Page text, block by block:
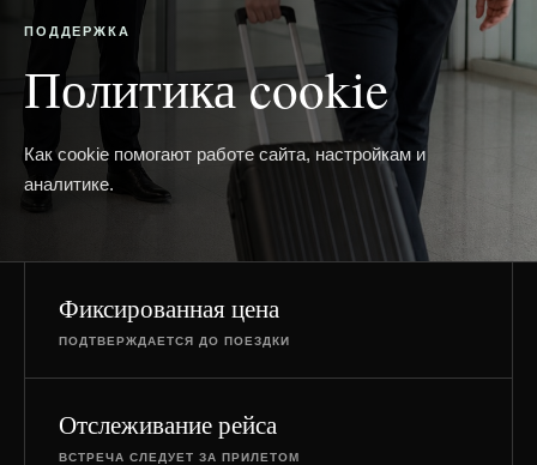
ПОДДЕРЖКА
Политика cookie
Как cookie помогают работе сайта, настройкам и
аналитике.
Фиксированная цена
ПОДТВЕРЖДАЕТСЯ ДО ПОЕЗДКИ
Отслеживание рейса
ВСТРЕЧА СЛЕДУЕТ ЗА ПРИЛЕТОМ